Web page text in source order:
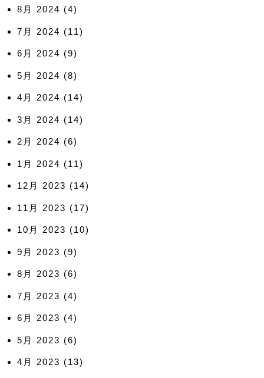
8月 2024 (4)
7月 2024 (11)
6月 2024 (9)
5月 2024 (8)
4月 2024 (14)
3月 2024 (14)
2月 2024 (6)
1月 2024 (11)
12月 2023 (14)
11月 2023 (17)
10月 2023 (10)
9月 2023 (9)
8月 2023 (6)
7月 2023 (4)
6月 2023 (4)
5月 2023 (6)
4月 2023 (13)